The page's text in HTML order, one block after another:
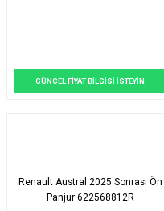
GÜNCEL FİYAT BİLGİSİ İSTEYİN
Renault Austral 2025 Sonrası Ön
Panjur 622568812R